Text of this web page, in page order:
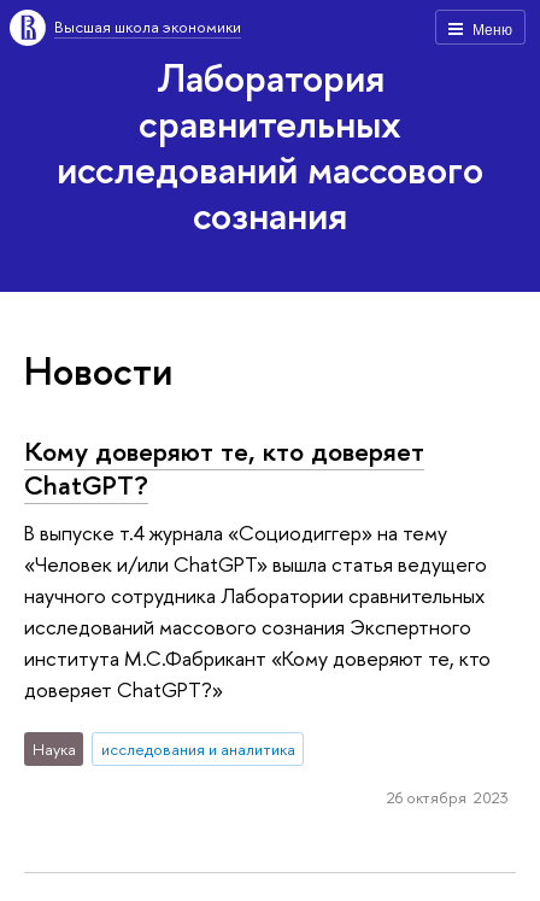
Меню
Высшая школа экономики
Лаборатория
сравнительных
исследований массового
сознания
Новости
Кому доверяют те, кто доверяет
ChatGPT?
В выпуске т.4 журнала «Социодиггер» на тему
«Человек и/или ChatGPT» вышла статья ведущего
научного сотрудника Лаборатории сравнительных
исследований массового сознания Экспертного
института М.С.Фабрикант «Кому доверяют те, кто
доверяет ChatGPT?»
Наука исследования и аналитика
26 октября 2023